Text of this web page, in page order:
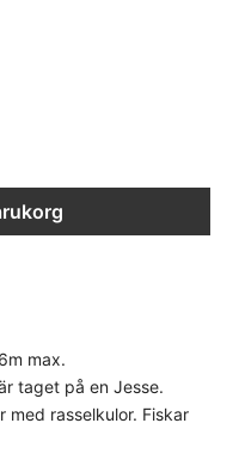
max.
taget på en Jesse.
med rasselkulor. Fiskar